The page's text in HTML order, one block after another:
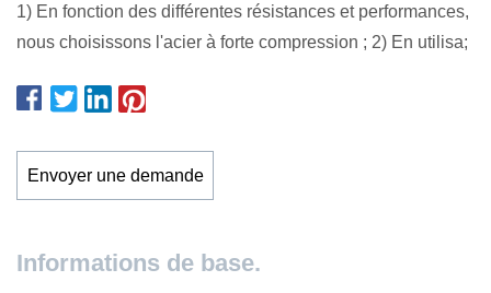
1) En fonction des différentes résistances et performances,
nous choisissons l'acier à forte compression ; 2) En utilisa;
Envoyer une demande
Informations de base.